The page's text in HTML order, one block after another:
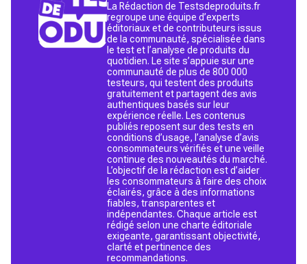
La Rédaction de Testsdeproduits.fr
regroupe une équipe d’experts
éditoriaux et de contributeurs issus
de la communauté, spécialisée dans
le test et l’analyse de produits du
quotidien. Le site s’appuie sur une
communauté de plus de 800 000
testeurs, qui testent des produits
gratuitement et partagent des avis
authentiques basés sur leur
expérience réelle. Les contenus
publiés reposent sur des tests en
conditions d’usage, l’analyse d’avis
consommateurs vérifiés et une veille
continue des nouveautés du marché.
L’objectif de la rédaction est d’aider
les consommateurs à faire des choix
éclairés, grâce à des informations
fiables, transparentes et
indépendantes. Chaque article est
rédigé selon une charte éditoriale
exigeante, garantissant objectivité,
clarté et pertinence des
recommandations.